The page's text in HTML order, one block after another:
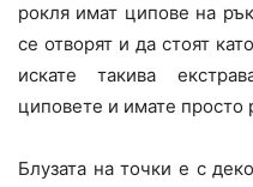
рокля имат ципове на
се отворят и да стоят
искате такива
циповете и имате просто
Блузата на точки е с